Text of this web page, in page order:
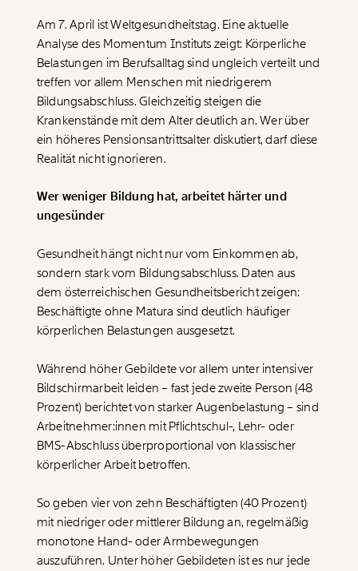
Am 7. April ist Weltgesundheitstag. Eine aktuelle
Analyse des Momentum Instituts zeigt: Körperliche
Belastungen im Berufsalltag sind ungleich verteilt und
treffen vor allem Menschen mit niedrigerem
Bildungsabschluss. Gleichzeitig steigen die
Krankenstände mit dem Alter deutlich an. Wer über
ein höheres Pensionsantrittsalter diskutiert, darf diese
Realität nicht ignorieren.
Wer weniger Bildung hat, arbeitet härter und
ungesünder
Gesundheit hängt nicht nur vom Einkommen ab,
sondern stark vom Bildungsabschluss. Daten aus
dem österreichischen Gesundheitsbericht zeigen:
Beschäftigte ohne Matura sind deutlich häufiger
körperlichen Belastungen ausgesetzt.
Während höher Gebildete vor allem unter intensiver
Bildschirmarbeit leiden – fast jede zweite Person (48
Prozent) berichtet von starker Augenbelastung – sind
Arbeitnehmer:innen mit Pflichtschul-, Lehr- oder
BMS-Abschluss überproportional von klassischer
körperlicher Arbeit betroffen.
So geben vier von zehn Beschäftigten (40 Prozent)
mit niedriger oder mittlerer Bildung an, regelmäßig
monotone Hand- oder Armbewegungen
auszuführen. Unter höher Gebildeten ist es nur jede